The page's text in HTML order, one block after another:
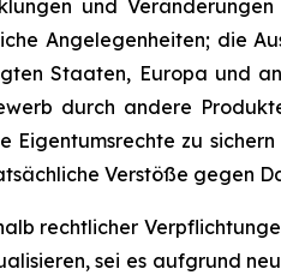
und
Angelegenheiten; die
Staaten, Europa und
durch andere
Eigentumsrechte zu
Verstöße gegen
rechtlicher
sei es aufgrund